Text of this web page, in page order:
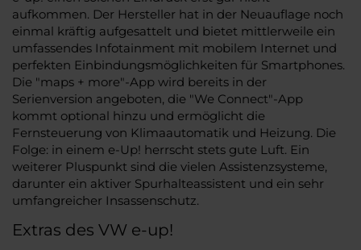
aufkommen. Der Hersteller hat in der Neuauflage noch
einmal kräftig aufgesattelt und bietet mittlerweile ein
umfassendes Infotainment mit mobilem Internet und
perfekten Einbindungsmöglichkeiten für Smartphones.
Die "maps + more"-App wird bereits in der
Serienversion angeboten, die "We Connect"-App
kommt optional hinzu und ermöglicht die
Fernsteuerung von Klimaautomatik und Heizung. Die
Folge: in einem e-Up! herrscht stets gute Luft. Ein
weiterer Pluspunkt sind die vielen Assistenzsysteme,
darunter ein aktiver Spurhalteassistent und ein sehr
umfangreicher Insassenschutz.
Extras des VW e-up!